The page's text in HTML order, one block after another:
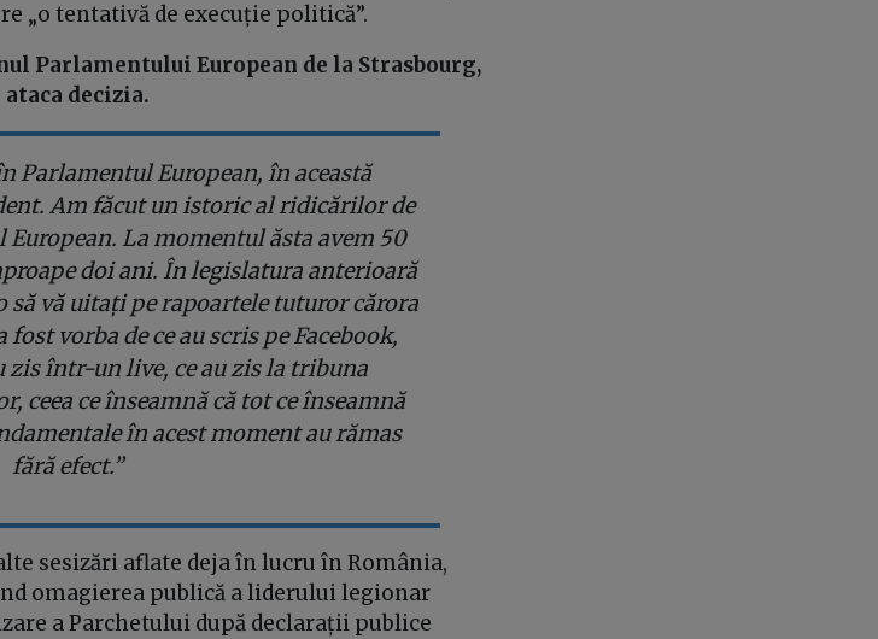
„o tentativă de execuție politică”.
Parlamentului European de la Strasbourg,
ataca decizia.
Parlamentul European, în această
Am făcut un istoric al ridicărilor de
La momentul ăsta avem 50
doi ani. În legislatura anterioară
să vă uitați pe rapoartele tuturor cărora
vorba de ce au scris pe Facebook,
zis într-un live, ce au zis la tribuna
ceea ce înseamnă că tot ce înseamnă
în acest moment au rămas
fără efect.”
sesizări aflate deja în lucru în România,
omagierea publică a liderului legionar
a Parchetului după declarații publice